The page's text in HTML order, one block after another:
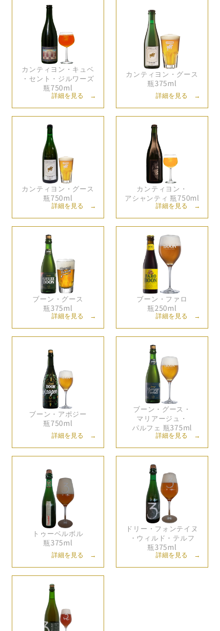
カンティヨン・ キュベ
・ セント・ ジルワーズ
瓶750ml
詳細を見る →
カンティヨン・ グース
瓶375ml
詳細を見る →
カンティヨン・ グース
瓶750ml
詳細を見る →
カンティヨン・
アシャンティ 瓶750ml
詳細を見る →
ブーン・ グース
瓶375ml
詳細を見る →
ブーン・ ファロ
瓶250ml
詳細を見る →
ブーン・ アポジー
瓶750ml
詳細を見る →
ブーン・ グース・
マリアージュ・
パルフェ 瓶375ml
詳細を見る →
トゥーベルボル
瓶375ml
詳細を見る →
ドリー・ フォンテイヌ
・ ウィルド・ テルフ
瓶375ml
詳細を見る →